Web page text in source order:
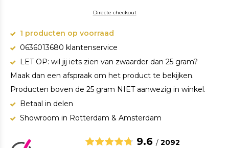
Directe checkout
1 producten op voorraad
0636013680 klantenservice
LET OP: wil jij iets zien van zwaarder dan 25 gram?
Maak dan een afspraak om het product te bekijken.
Producten boven de 25 gram NIET aanwezig in winkel.
Betaal in delen
Showroom in Rotterdam & Amsterdam
9.6 / 2092